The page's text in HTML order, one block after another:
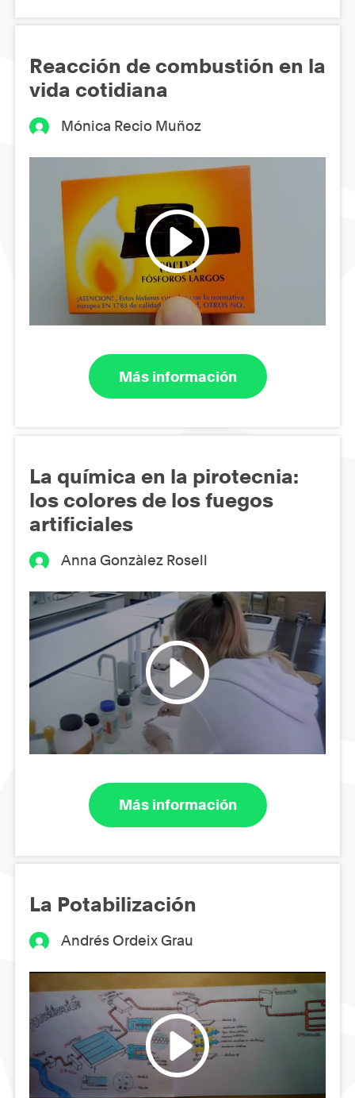
Reacción de combustión en la
vida cotidiana
Mónica Recio Muñoz
Más información
La química en la pirotecnia:
los colores de los fuegos
artificiales
Anna Gonzàlez Rosell
Más información
La Potabilización
Andrés Ordeix Grau